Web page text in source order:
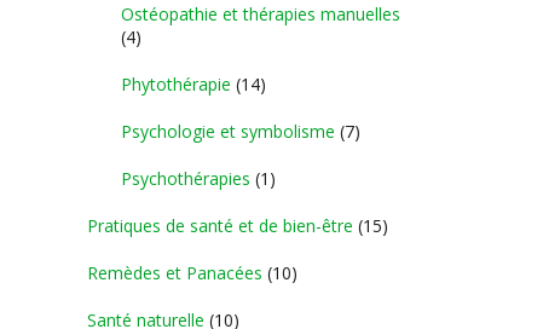
Ostéopathie et thérapies manuelles
(4)
Phytothérapie (14)
Psychologie et symbolisme (7)
Psychothérapies (1)
Pratiques de santé et de bien-être (15)
Remèdes et Panacées (10)
Santé naturelle (10)